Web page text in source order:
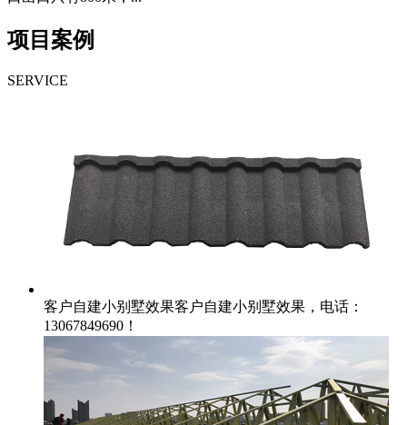
项目案例
SERVICE
客户自建小别墅效果客户自建小别墅效果，电话：
13067849690！